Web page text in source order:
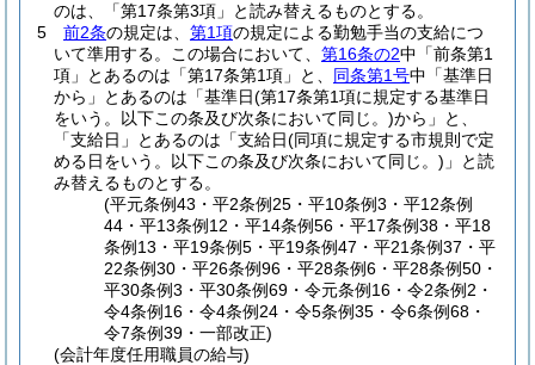
のは、「第17条第3項」と読み替えるものとする。
5
前2条の規定は、 第1項の規定による勤勉手当の支給につ
いて準用する。
この場合において、 第16条の2中「前条第1
項」とあるのは「第17条第1項」と、 同条第1号中「基準日
から」とあるのは「基準日(第17条第1項に規定する基準日
をいう。以下この条及び次条において同じ。)から」と、
「支給日」とあるのは「支給日(同項に規定する市規則で定
める日をいう。以下この条及び次条において同じ。) 」と読
み替えるものとする。
(平元条例43・平2条例25・平10条例3・平12条例
44・平13条例12・平14条例56・平17条例38・平18
条例13・平19条例5・平19条例47・平21条例37・平
22条例30・平26条例96・平28条例6・平28条例50・
平30条例3・平30条例69・令元条例16・令2条例2・
令4条例16・令4条例24・令5条例35・令6条例68・
令7条例39・一部改正)
(会計年度任用職員の給与)